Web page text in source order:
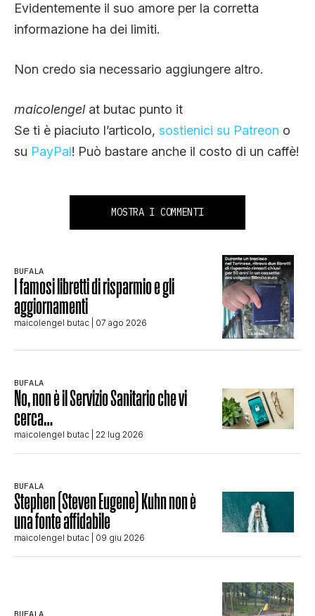
Evidentemente il suo amore per la corretta
informazione ha dei limiti.
Non credo sia necessario aggiungere altro.
maicolengelat butac punto it
Se ti è piaciuto l’articolo, sostienici su Patreon o
su PayPal! Può bastare anche il costo di un caffè!
MOSTRA I COMMENTI
BUFALA
I famosi libretti di risparmio e gli
aggiornamenti
maicolengel butac | 07 ago 2026
BUFALA
No, non è il Servizio Sanitario che vi
cerca…
maicolengel butac | 22 lug 2026
BUFALA
Stephen (Steven Eugene) Kuhn non è
una fonte affidabile
maicolengel butac | 09 giu 2026
BUFALA